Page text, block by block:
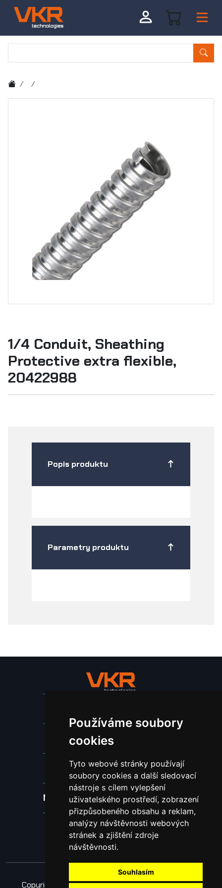
Používáme soubory
cookies
Tyto webové stránky používají
soubory cookies a další sledovací
nástroje s cílem vylepšení
uživatelského prostředí, zobrazení
přizpůsobeného obsahu a reklam,
analýzy návštěvnosti webových
stránek a zjištění zdroje
návštěvnosti.
Souhlasím
1/4 Conduit, Sheathing
Protective extra flexible,
20422988
Popis produktu
Parametry produktu
Nástroje pro ohraňovací lisy
Spotřební materiál a nástroje
Náhradní díly pro vodní paprsek
Laserové svařování
Copyright © 2026 Všechna práva vyhrazena